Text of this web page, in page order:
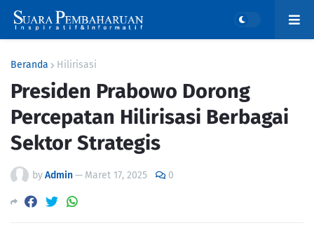
Beranda Hilirisasi
Presiden Prabowo Dorong
Percepatan Hilirisasi Berbagai
Sektor Strategis
byAdmin— Maret 17, 2025 0